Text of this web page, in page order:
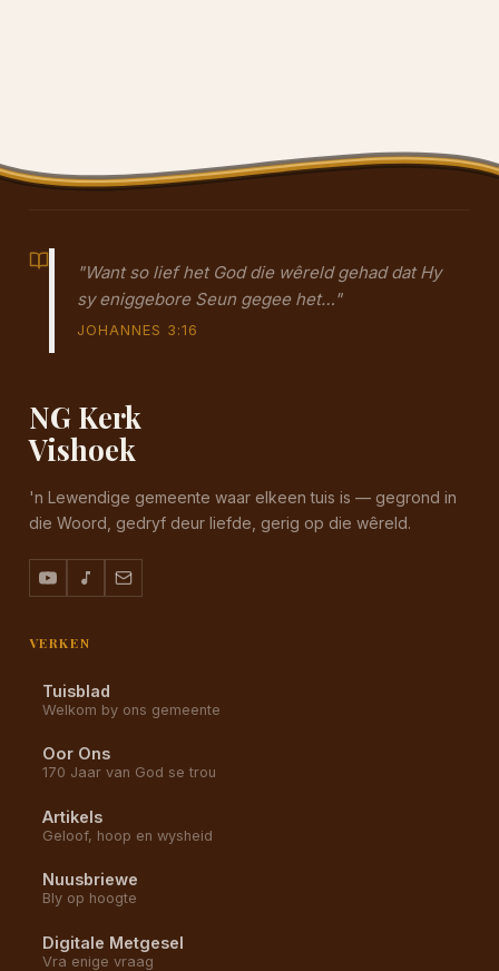
"Want so lief het God die wêreld gehad dat Hy
sy eniggebore Seun gegee het…"
JOHANNES 3:16
NG Kerk
Vishoek
'n Lewendige gemeente waar elkeen tuis is — gegrond in
die Woord, gedryf deur liefde, gerig op die wêreld.
VERKEN
Tuisblad
Welkom by ons gemeente
Oor Ons
170 Jaar van God se trou
Artikels
Geloof, hoop en wysheid
Nuusbriewe
Bly op hoogte
Digitale Metgesel
Vra enige vraag